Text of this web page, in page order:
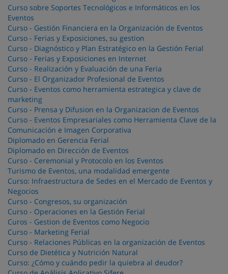
Curso sobre Soportes Tecnológicos e Informáticos en los
Eventos
Curso - Gestión Financiera en la Organización de Eventos
Curso - Ferias y Exposiciones, su gestion
Curso - Diagnóstico y Plan Estratégico en la Gestión Ferial
Curso - Ferias y Exposiciones en Internet
Curso - Realización y Evaluación de una Feria
Curso - El Organizador Profesional de Eventos
Curso - Eventos como herramienta estrategica y clave de
marketing
Curso - Prensa y Difusion en la Organizacion de Eventos
Curso - Eventos Empresariales como Herramienta Clave de la
Comunicación e Imagen Corporativa
Diplomado en Gerencia Ferial
Diplomado en Dirección de Eventos
Curso - Ceremonial y Protocolo en los Eventos
Turismo de Eventos, una modalidad emergente
Curso: Infraestructura de Sedes en el Mercado de Eventos y
Negocios
Curso - Congresos, su organización
Curso - Operaciones en la Gestión Ferial
Curos - Gestion de Eventos como Negocio
Curso - Marketing Ferial
Curso - Relaciones Públicas en la organización de Eventos
Curso de Dietética y Nutrición Natural
Curso: ¿Cómo y cuándo pedir la quiebra al deudor?